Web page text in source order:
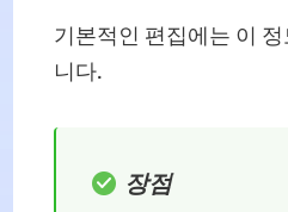
기본적인 편집에는 이
니다.
장점